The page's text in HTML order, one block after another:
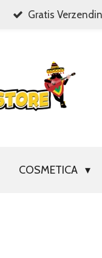
Gratis
COSMETICA